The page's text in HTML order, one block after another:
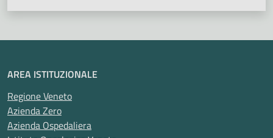
AREA ISTITUZIONALE
Regione Veneto
Azienda Zero
Azienda Ospedaliera